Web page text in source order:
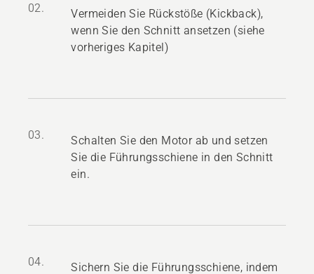
02.
Vermeiden Sie Rückstöße (Kickback),
wenn Sie den Schnitt ansetzen (siehe
vorheriges Kapitel)
03.
Schalten Sie den Motor ab und setzen
Sie die Führungsschiene in den Schnitt
ein.
04.
Sichern Sie die Führungsschiene, indem